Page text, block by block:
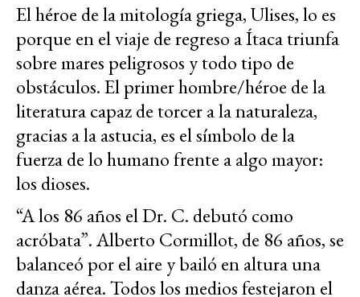
El héroe de la mitología griega, Ulises, lo es
porque en el viaje de regreso a Ítaca triunfa
sobre mares peligrosos y todo tipo de
obstáculos. El primer hombre/héroe de la
literatura capaz de torcer a la naturaleza,
gracias a la astucia, es el símbolo de la
fuerza de lo humano frente a algo mayor:
los dioses.
“A los 86 años el Dr. C. debutó como
acróbata”. Alberto Cormillot, de 86 años, se
balanceó por el aire y bailó en altura una
danza aérea. Todos los medios festejaron el